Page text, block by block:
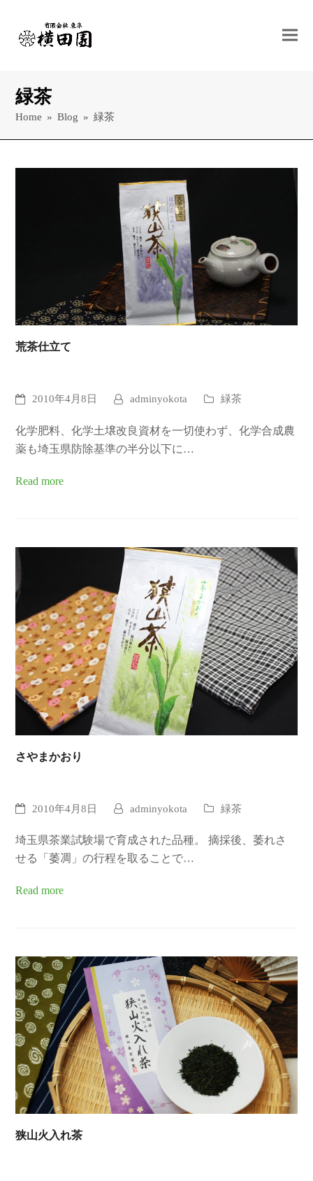
緑茶
Home » Blog » 緑茶
荒茶仕立て
2010年4月8日 adminyokota 緑茶
化学肥料、化学土壌改良資材を一切使わず、化学合成農
薬も埼玉県防除基準の半分以下に…
Read more
さやまかおり
2010年4月8日 adminyokota 緑茶
埼玉県茶業試験場で育成された品種。 摘採後、萎れさ
せる「萎凋」の行程を取ることで…
Read more
狭山火入れ茶